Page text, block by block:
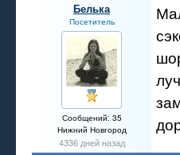
Белька
Посетитель
Сообщений: 35
Нижний Новгород
4336 дней назад